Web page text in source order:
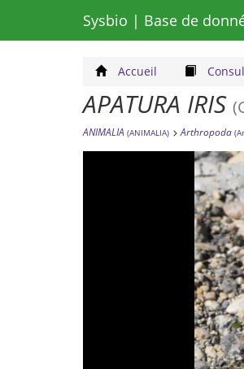
Sysbio | Base de
Accueil
APATURA IRIS
ANIMALIA (ANIMALIA) Arthropoda